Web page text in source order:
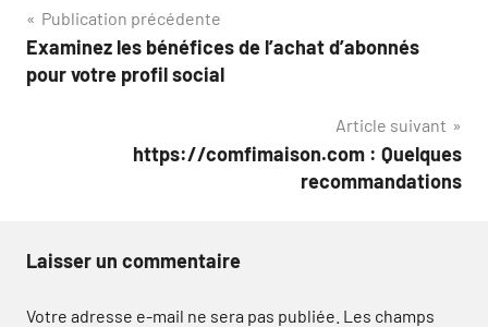
Navigation
de
Publication précédente
Examinez les bénéfices de l’achat d’abonnés
pour votre profil social
Article suivant
https://comfimaison.com : Quelques
recommandations
Laisser un commentaire
Votre adresse e-mail ne sera pas publiée. Les champs